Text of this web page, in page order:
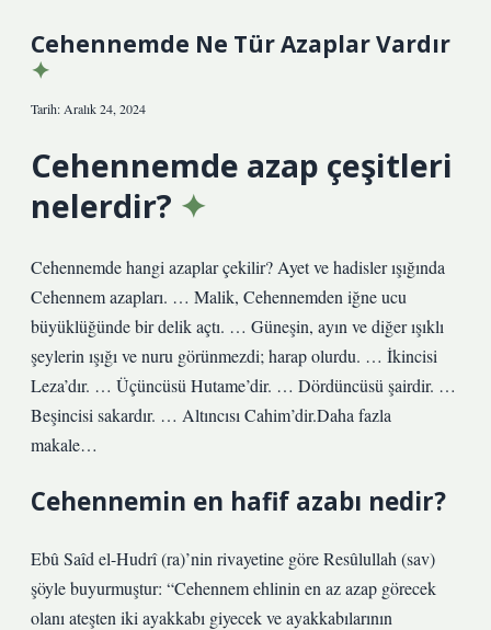
Cehennemde Ne Tür Azaplar Vardır
Tarih: Aralık 24, 2024
Cehennemde azap çeşitleri
nelerdir?
Cehennemde hangi azaplar çekilir? Ayet ve hadisler ışığında
Cehennem azapları. … Malik, Cehennemden iğne ucu
büyüklüğünde bir delik açtı. … Güneşin, ayın ve diğer ışıklı
şeylerin ışığı ve nuru görünmezdi; harap olurdu. … İkincisi
Leza’dır. … Üçüncüsü Hutame’dir. … Dördüncüsü şairdir. …
Beşincisi sakardır. … Altıncısı Cahim’dir.Daha fazla
makale…
Cehennemin en hafif azabı nedir?
Ebû Saîd el-Hudrî (ra)’nin rivayetine göre Resûlullah (sav)
şöyle buyurmuştur: “Cehennem ehlinin en az azap görecek
olanı ateşten iki ayakkabı giyecek ve ayakkabılarının